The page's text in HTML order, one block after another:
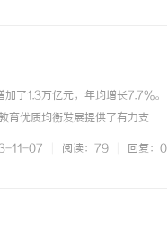
了1.3万亿元，年均增长7.7%。
育优质均衡发展提供了有力支
育整体质量全面提升、加快推
11-07 阅读：79 回复：0
武汉配眼镜 上海配眼镜